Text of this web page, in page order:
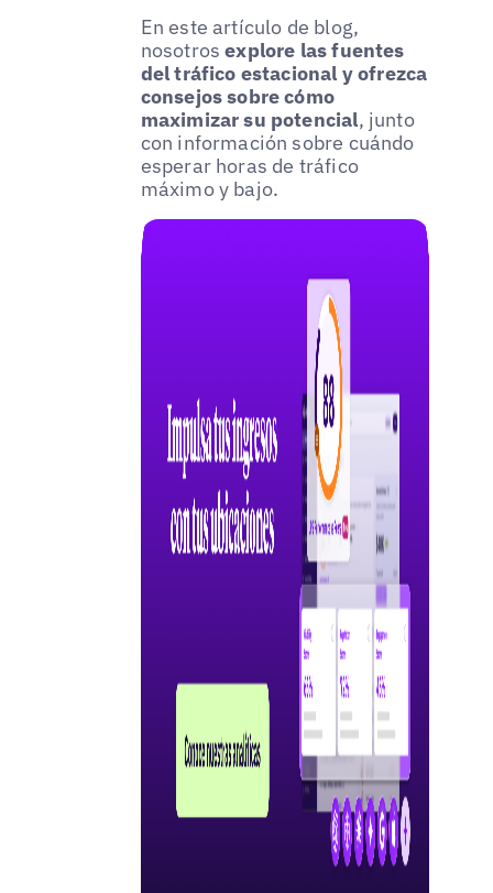
En este artículo de blog,
nosotrosexplore las fuentes
del tráfico estacional y ofrezca
consejos sobre cómo
maximizar su potencial, junto
con información sobre cuándo
esperar horas de tráfico
máximo y bajo.